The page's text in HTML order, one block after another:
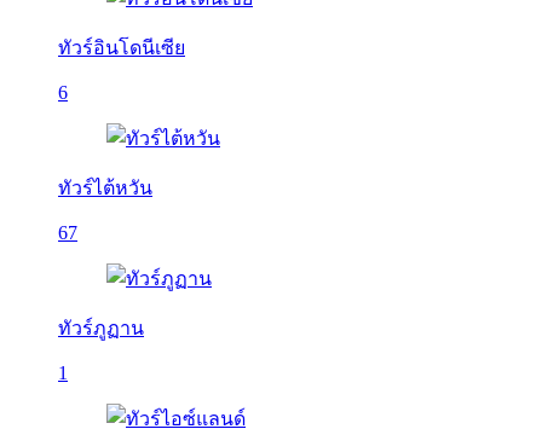
ทัวร์อินโดนีเซีย
6
ทัวร์ไต้หวัน
67
ทัวร์ภูฏาน
1